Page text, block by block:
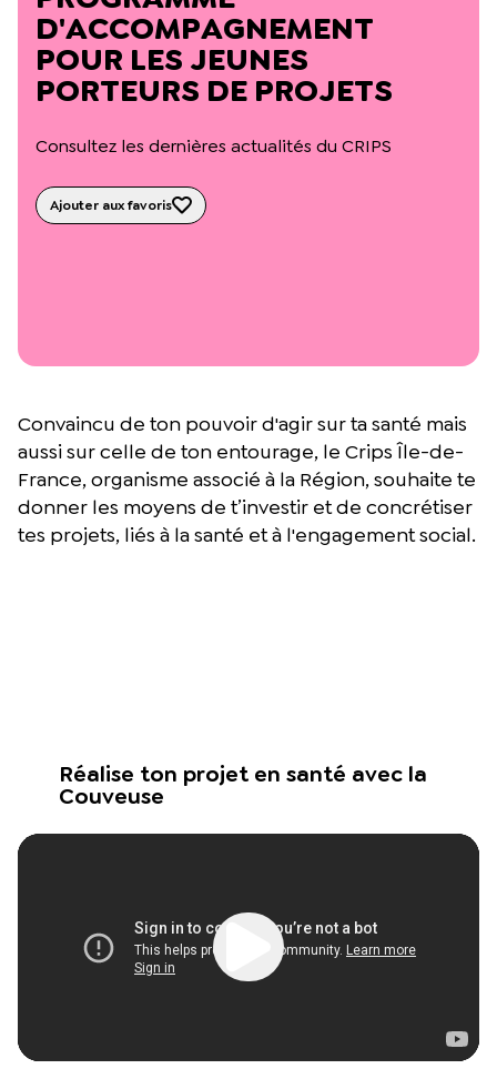
Notre documentation
Ressources pour les parents
Podcast 🎙️
Webinaires
L’équipe du Crips
Rapports d’activité et financiers
Projets réalisés avec nos partenaires
D'ACCOMPAGNEMENT
POUR LES JEUNES
PORTEURS DE PROJETS
Consultez les dernières actualités du CRIPS
Ajouter aux favoris
Convaincu de ton pouvoir d'agir sur ta santé mais
aussi sur celle de ton entourage, le Crips Île-de-
France, organisme associé à la Région, souhaite te
donner les moyens de t’investir et de concrétiser
tes projets, liés à la santé et à l'engagement social.
Réalise ton projet en santé avec la
Couveuse